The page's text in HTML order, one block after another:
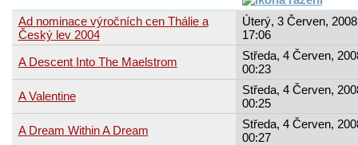
Ad nominace výročních cen Thálie a
Český lev 2004
Úterý, 3 Červen,
17:06
A Descent Into The Maelstrom
Středa, 4 Červen,
00:23
A Valentine
Středa, 4 Červen,
00:25
A Dream Within A Dream
Středa, 4 Červen,
00:27